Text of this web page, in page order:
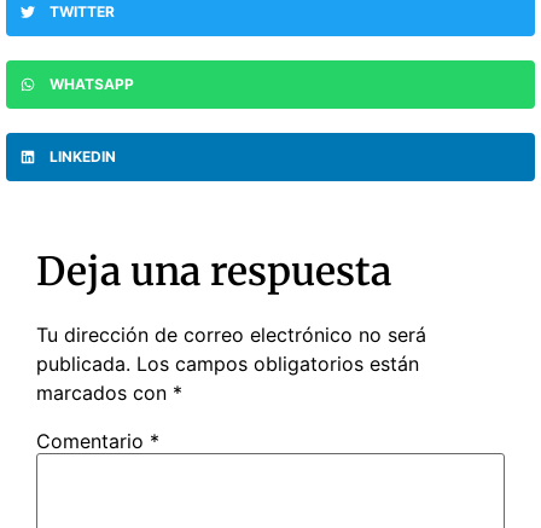
TWITTER
WHATSAPP
LINKEDIN
Deja una respuesta
Tu dirección de correo electrónico no será
publicada. Los campos obligatorios están
marcados con *
Comentario *